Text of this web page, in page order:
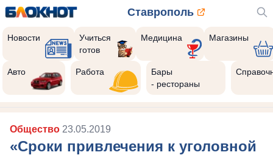
Ставрополь
Новости
Учиться
готов
Медицина Магазины
Авто Работа
Бары
- рестораны
Общество 23.05.2019
«Сроки привлечения к уголовной